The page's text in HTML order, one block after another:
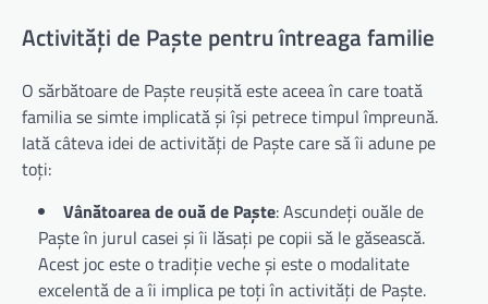
Activități de Paște pentru întreaga familie
O sărbătoare de Paște reușită este aceea în care toată
familia se simte implicată și își petrece timpul împreună.
Iată câteva idei de activități de Paște care să îi adune pe
toți:
Vânătoarea de ouă de Paște: Ascundeți ouăle de
Paște în jurul casei și îi lăsați pe copii să le găsească.
Acest joc este o tradiție veche și este o modalitate
excelentă de a îi implica pe toți în activități de Paște.